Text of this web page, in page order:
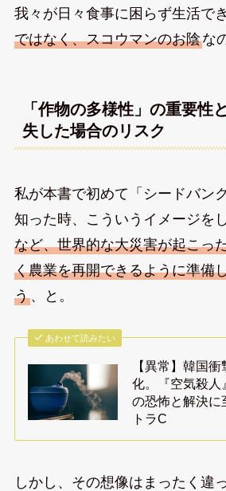
我々が日々食事に困らず生活で
ではなく、スコウマンのお陰な
「作物の多様性」の重要性
失した場合のリスク
私が本書で初めて「シードバン
知った時、こういうイメージをし
など、世界的な大災害が起こっ
く農業を再開できるように準備
う、と。
あわせて読みたい
【異常】韓国
化。『空気殺人
の恐怖と解決に
トラC
しかし、その想像はまったく違